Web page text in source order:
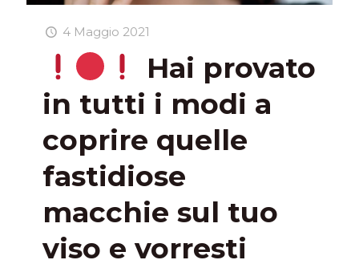
4 Maggio 2021
Hai provato
in tutti i modi a
coprire quelle
fastidiose
macchie sul tuo
viso e vorresti